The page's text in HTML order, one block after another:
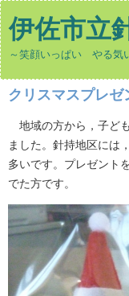
伊佐市立
～笑顔いっぱい やる
クリスマスプレゼ
地域の方から，子ど
ました。針持地区には
多いです。プレゼント
でた方です。